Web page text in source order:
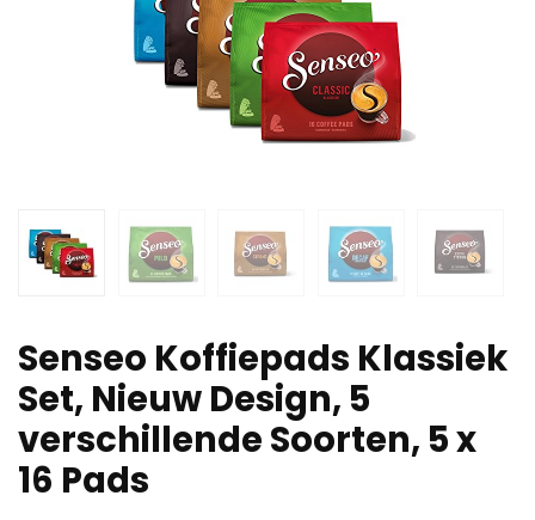
Senseo Koffiepads Klassiek
Set, Nieuw Design, 5
verschillende Soorten, 5 x
16 Pads